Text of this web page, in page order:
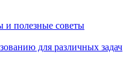
и полезные советы
для различных задач